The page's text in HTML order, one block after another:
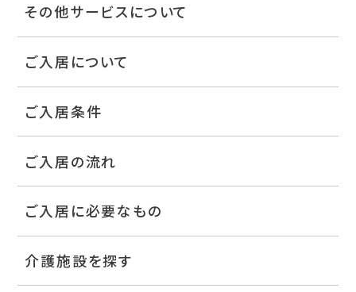
その他サービスについて
ご入居について
ご入居条件
ご入居の流れ
ご入居に必要なもの
介護施設を探す